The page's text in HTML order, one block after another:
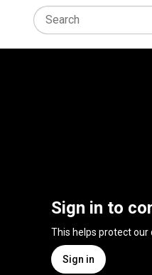
Sign in to
This helps protect our
Sign in